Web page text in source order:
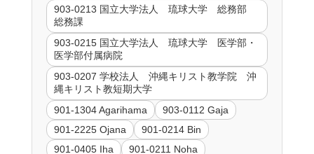
903-0213 国立大学法人 琉球大学 総務部
総務課
903-0215 国立大学法人 琉球大学 医学部・
医学部付属病院
903-0207 学校法人 沖縄キリスト教学院 沖
縄キリスト教短期大学
901-1304 Agarihama
903-0112 Gaja
901-2225 Ojana
901-0214 Bin
901-0405 Iha
901-0211 Noha